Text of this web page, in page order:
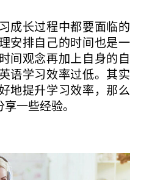
成长过程中都要面临的
安排自己的时间也是一
间观念再加上自身的自
语学习效率过低。其实
地提升学习效率，那么
一些经验。